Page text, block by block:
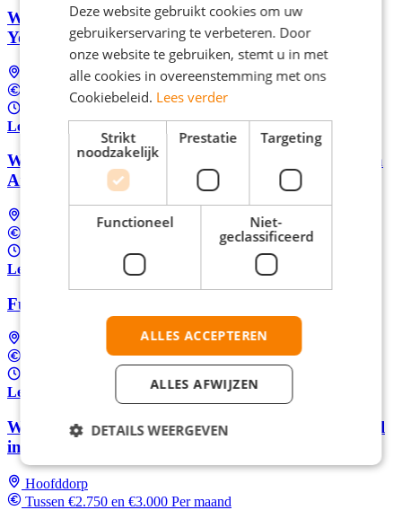
Word parttime Business Support Specialist bij
YoungCapital in Hoofddorp
Hoofddorp
Tussen €2.750 en €3.000 Per maand
Lees meer
Word Junior Accountmanager bij YoungCapital in
Amsterdam
Tussen €2.750 en €3.000 Per maand
32 - 40 uur per week
Lees meer
Fulltime filiaalmanager bij Kruidvat in Haarlem
Tussen €3.131 en €4.199 Per maand
32 - 37 uur per week
Lees meer
Word Business Support Specialist bij YoungCapital
in Hoofddorp
Hoofddorp
Tussen €2.750 en €3.000 Per maand
Deze website gebruikt cookies om uw
gebruikerservaring te verbeteren. Door
onze website te gebruiken, stemt u in met
alle cookies in overeenstemming met ons
Cookiebeleid. Lees verder
Strikt
noodzakelijk
Prestatie Targeting
Functioneel
Niet-
geclassificeerd
ALLES ACCEPTEREN
ALLES AFWIJZEN
DETAILS WEERGEVEN